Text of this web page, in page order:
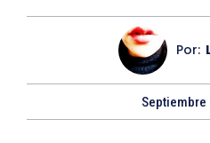
Por:
Septiembre